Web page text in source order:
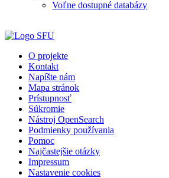
Voľne dostupné databázy
O projekte
Kontakt
Napíšte nám
Mapa stránok
Prístupnosť
Súkromie
Nástroj OpenSearch
Podmienky používania
Pomoc
Najčastejšie otázky
Impressum
Nastavenie cookies